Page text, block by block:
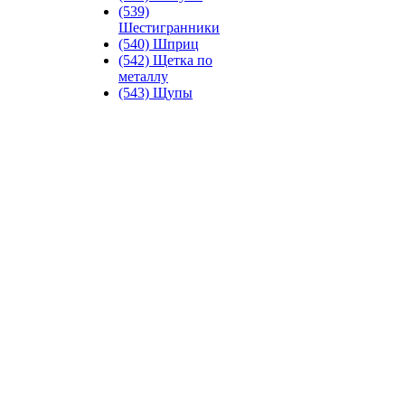
(539)
Шестигранники
(540) Шприц
(542) Щетка по
металлу
(543) Щупы